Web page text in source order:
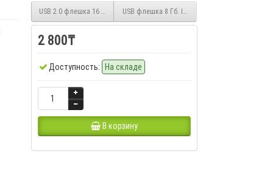
USB 2.0 флешка 16 Гб. APACERUSB флешка 8 Гб. ICONIX
2 800₸
Доступность: На складе
В корзину